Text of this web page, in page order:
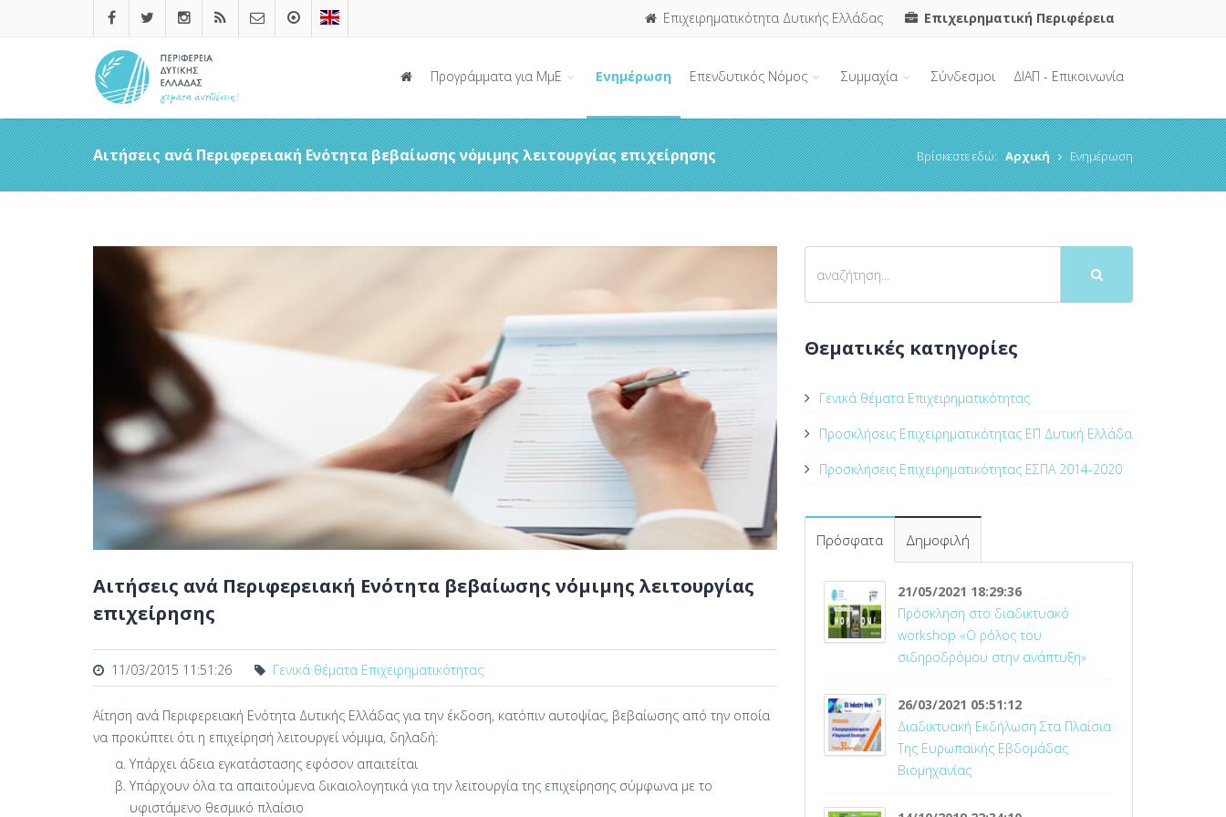
Επιχειρηματικότητα Δυτικής Ελλάδας Επιχειρηματική Περιφέρεια
Προγράμματα για ΜμΕ Ενημέρωση Επενδυτικός Νόμος Συμμαχία Σύνδεσμοι ΔΙΑΠ - Επικοινωνία
Αιτήσεις ανά Περιφερειακή Ενότητα βεβαίωσης νόμιμης λειτουργίας επιχείρησης Βρίσκεστε εδώ: Αρχική Ενημέρωση
Αιτήσεις ανά Περιφερειακή Ενότητα βεβαίωσης νόμιμης λειτουργίας
επιχείρησης
11/03/2015 11:51:26 Γενικά θέματα Επιχειρηματικότητας
Αίτηση ανά Περιφερειακή Ενότητα Δυτικής Ελλάδας για την έκδοση, κατόπιν αυτοψίας, βεβαίωσης από την οποία
να προκύπτει ότι η επιχείρησή λειτουργεί νόμιμα, δηλαδή:
Υπάρχει άδεια εγκατάστασης εφόσον απαιτείται
Υπάρχουν όλα τα απαιτούμενα δικαιολογητικά για την λειτουργία της επιχείρησης σύμφωνα με το
υφιστάμενο θεσμικό πλαίσιο
Θεματικές κατηγορίες
Γενικά θέματα Επιχειρηματικότητας
Προσκλήσεις Επιχειρηματικότητας ΕΠ Δυτική Ελλάδα
Προσκλήσεις Επιχειρηματικότητας ΕΣΠΑ 2014-2020
Πρόσφατα Δημοφιλή
21/05/2021 18:29:36
Πρόσκληση στο διαδικτυακό
workshop «Ο ρόλος του
σιδηροδρόμου στην ανάπτυξη»
26/03/2021 05:51:12
Διαδικτυακή Εκδήλωση Στα Πλαίσια
Της Ευρωπαϊκής Εβδομάδας
Βιομηχανίας